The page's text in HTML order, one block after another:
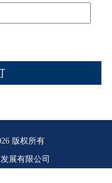
版权所有
展有限公司